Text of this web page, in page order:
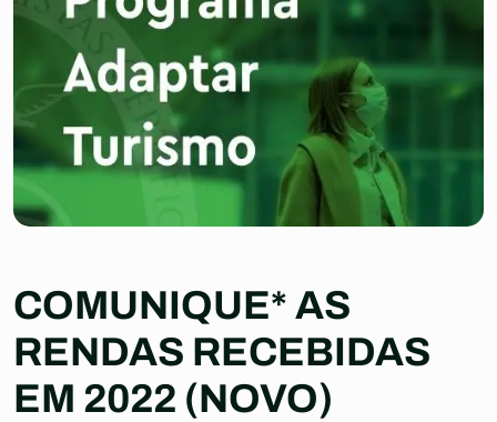
COMUNIQUE* AS
RENDAS RECEBIDAS
EM 2022 (NOVO)